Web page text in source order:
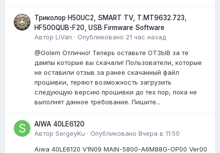
Триколор H50UC2, SMART TV, T.MT9632.723,
HF500QUB-F20, USB Firmware Software
Автор LiVan · Опубликовано 21 час назад
@Golem Отлично! Теперь оставьте ОТЗЫВ за те
дампы которые вы скачали! Пользователи, которые
не оставили отзыв за ранее скачанный файл
прошивки, теряют возможность загрузить
следующую версию прошивки до тех пор, пока не
выполнят данное требование. Пишите...
AIWA 40LE6120
Автор SergeyKu · Опубликовано Вчера в 11:50
Aiwa 40LE6120 V1N09 MAIN-5800-A6M88G-OP00 Ver00